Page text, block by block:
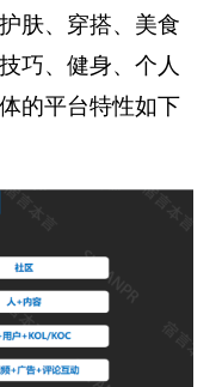
肤、穿搭、美食
巧、健身、个人
的平台特性如下